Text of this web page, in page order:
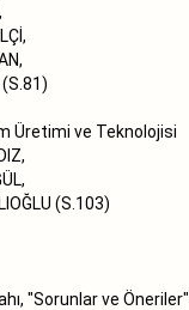
Üretimi ve Teknolojisi
(S.103)
"Sorunlar ve Öneriler"